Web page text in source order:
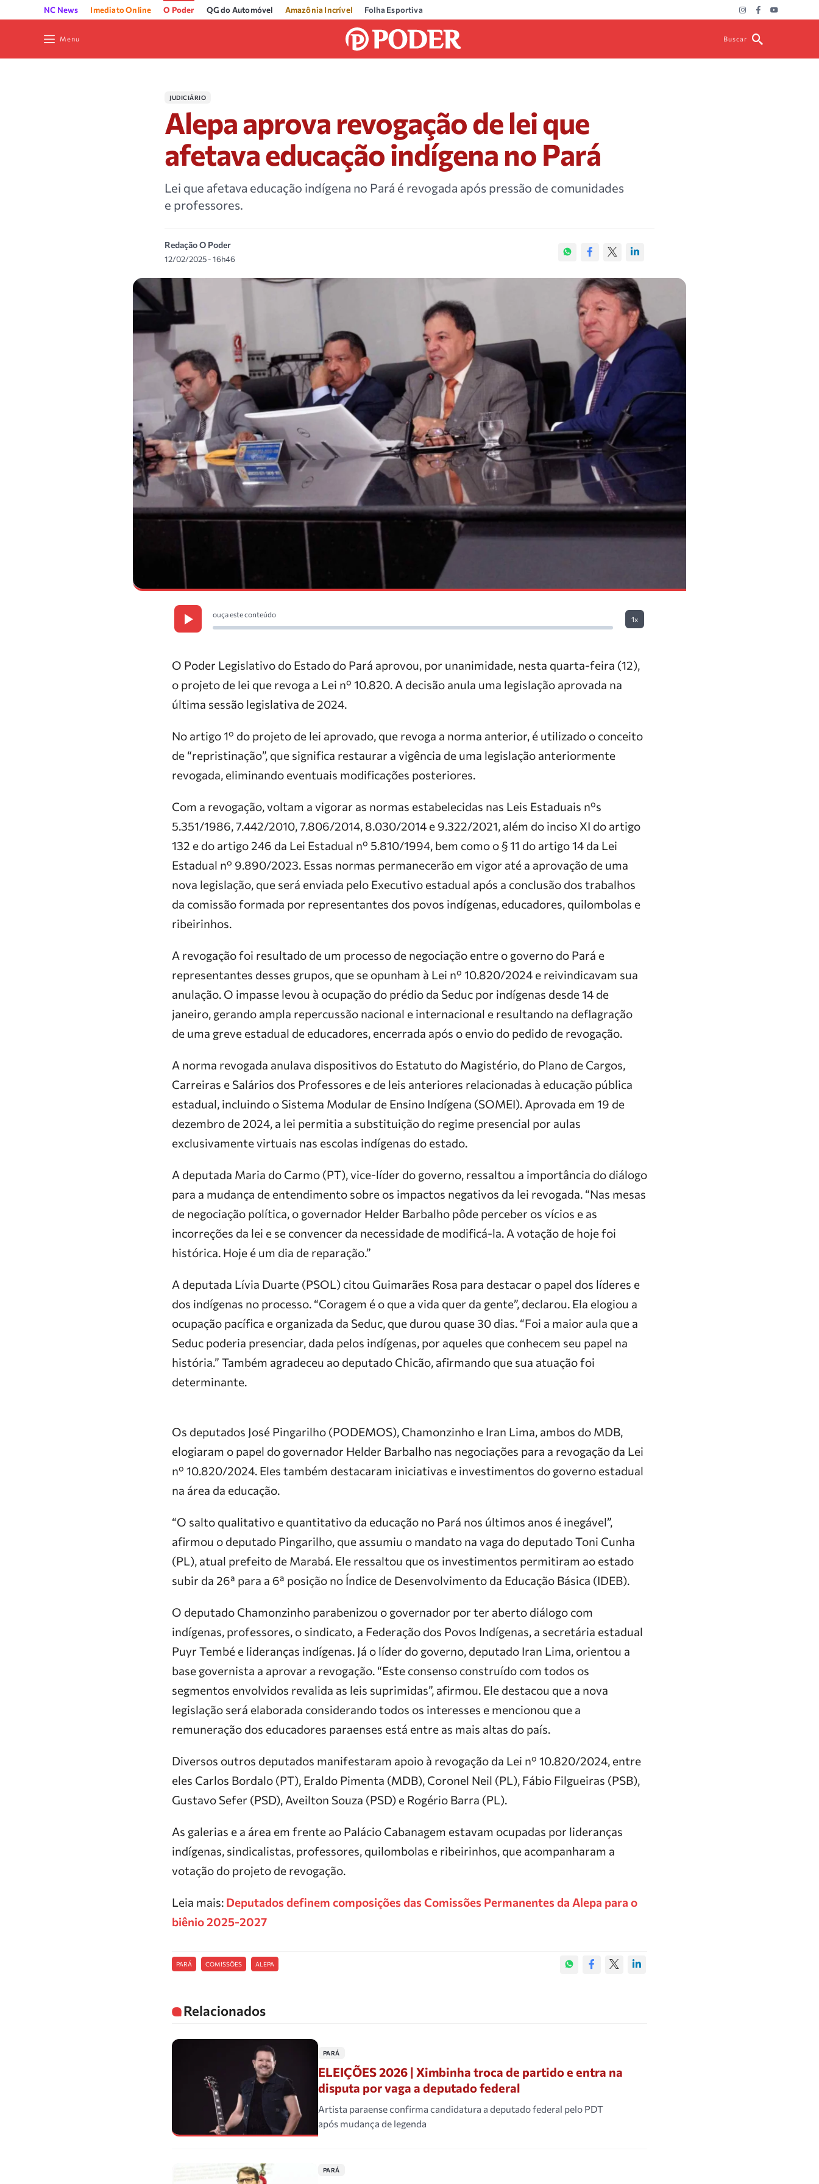
NC News Imediato Online O Poder QG do Automóvel Amazônia Incrível Folha Esportiva
Menu Buscar
JUDICIÁRIO
Alepa aprova revogação de lei que
afetava educação indígena no Pará
Lei que afetava educação indígena no Pará é revogada após pressão de comunidades
e professores.
Redação O Poder
12/02/2025 - 16h46
ouça este conteúdo
1x
O Poder Legislativo do Estado do Pará aprovou, por unanimidade, nesta quarta-feira (12),
o projeto de lei que revoga a Lei nº 10.820. A decisão anula uma legislação aprovada na
última sessão legislativa de 2024.
No artigo 1º do projeto de lei aprovado, que revoga a norma anterior, é utilizado o conceito
de “repristinação”, que significa restaurar a vigência de uma legislação anteriormente
revogada, eliminando eventuais modificações posteriores.
Com a revogação, voltam a vigorar as normas estabelecidas nas Leis Estaduais nºs
5.351/1986, 7.442/2010, 7.806/2014, 8.030/2014 e 9.322/2021, além do inciso XI do artigo
132 e do artigo 246 da Lei Estadual nº 5.810/1994, bem como o § 11 do artigo 14 da Lei
Estadual nº 9.890/2023. Essas normas permanecerão em vigor até a aprovação de uma
nova legislação, que será enviada pelo Executivo estadual após a conclusão dos trabalhos
da comissão formada por representantes dos povos indígenas, educadores, quilombolas e
ribeirinhos.
A revogação foi resultado de um processo de negociação entre o governo do Pará e
representantes desses grupos, que se opunham à Lei nº 10.820/2024 e reivindicavam sua
anulação. O impasse levou à ocupação do prédio da Seduc por indígenas desde 14 de
janeiro, gerando ampla repercussão nacional e internacional e resultando na deflagração
de uma greve estadual de educadores, encerrada após o envio do pedido de revogação.
A norma revogada anulava dispositivos do Estatuto do Magistério, do Plano de Cargos,
Carreiras e Salários dos Professores e de leis anteriores relacionadas à educação pública
estadual, incluindo o Sistema Modular de Ensino Indígena (SOMEI). Aprovada em 19 de
dezembro de 2024, a lei permitia a substituição do regime presencial por aulas
exclusivamente virtuais nas escolas indígenas do estado.
A deputada Maria do Carmo (PT), vice-líder do governo, ressaltou a importância do diálogo
para a mudança de entendimento sobre os impactos negativos da lei revogada. “Nas mesas
de negociação política, o governador Helder Barbalho pôde perceber os vícios e as
incorreções da lei e se convencer da necessidade de modificá-la. A votação de hoje foi
histórica. Hoje é um dia de reparação.”
A deputada Lívia Duarte (PSOL) citou Guimarães Rosa para destacar o papel dos líderes e
dos indígenas no processo. “Coragem é o que a vida quer da gente”, declarou. Ela elogiou a
ocupação pacífica e organizada da Seduc, que durou quase 30 dias. “Foi a maior aula que a
Seduc poderia presenciar, dada pelos indígenas, por aqueles que conhecem seu papel na
história.” Também agradeceu ao deputado Chicão, afirmando que sua atuação foi
determinante.
Os deputados José Pingarilho (PODEMOS), Chamonzinho e Iran Lima, ambos do MDB,
elogiaram o papel do governador Helder Barbalho nas negociações para a revogação da Lei
nº 10.820/2024. Eles também destacaram iniciativas e investimentos do governo estadual
na área da educação.
“O salto qualitativo e quantitativo da educação no Pará nos últimos anos é inegável”,
afirmou o deputado Pingarilho, que assumiu o mandato na vaga do deputado Toni Cunha
(PL), atual prefeito de Marabá. Ele ressaltou que os investimentos permitiram ao estado
subir da 26ª para a 6ª posição no Índice de Desenvolvimento da Educação Básica (IDEB).
O deputado Chamonzinho parabenizou o governador por ter aberto diálogo com
indígenas, professores, o sindicato, a Federação dos Povos Indígenas, a secretária estadual
Puyr Tembé e lideranças indígenas. Já o líder do governo, deputado Iran Lima, orientou a
base governista a aprovar a revogação. “Este consenso construído com todos os
segmentos envolvidos revalida as leis suprimidas”, afirmou. Ele destacou que a nova
legislação será elaborada considerando todos os interesses e mencionou que a
remuneração dos educadores paraenses está entre as mais altas do país.
Diversos outros deputados manifestaram apoio à revogação da Lei nº 10.820/2024, entre
eles Carlos Bordalo (PT), Eraldo Pimenta (MDB), Coronel Neil (PL), Fábio Filgueiras (PSB),
Gustavo Sefer (PSD), Aveilton Souza (PSD) e Rogério Barra (PL).
As galerias e a área em frente ao Palácio Cabanagem estavam ocupadas por lideranças
indígenas, sindicalistas, professores, quilombolas e ribeirinhos, que acompanharam a
votação do projeto de revogação.
Leia mais: Deputados definem composições das Comissões Permanentes da Alepa para o
biênio 2025-2027
PARÁ COMISSÕES ALEPA
Relacionados
PARÁ
ELEIÇÕES 2026 | Ximbinha troca de partido e entra na
disputa por vaga a deputado federal
Artista paraense confirma candidatura a deputado federal pelo PDT
após mudança de legenda
PARÁ